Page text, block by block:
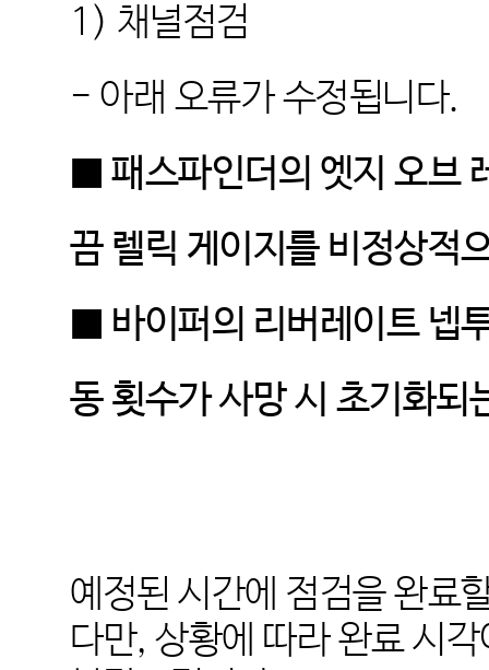
1) 채널점검
- 아래 오류가 수정됩니다.
■ 패스파인더의 엣지 오브
끔 렐릭 게이지를 비정상적
■ 바이퍼의 리버레이트 넵
동 횟수가 사망 시 초기화되
예정된 시간에 점검을 완료
다만,상황에 따라 완료 시